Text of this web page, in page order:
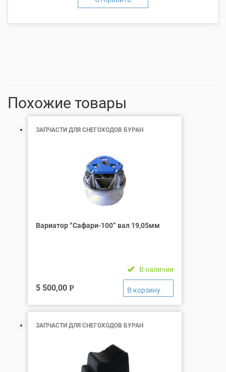
Похожие товары
ЗАПЧАСТИ ДЛЯ СНЕГОХОДОВ БУРАН
Вариатор “Сафари-100” вал 19,05мм
В наличии
5 500,00 Р
ЗАПЧАСТИ ДЛЯ СНЕГОХОДОВ БУРАН